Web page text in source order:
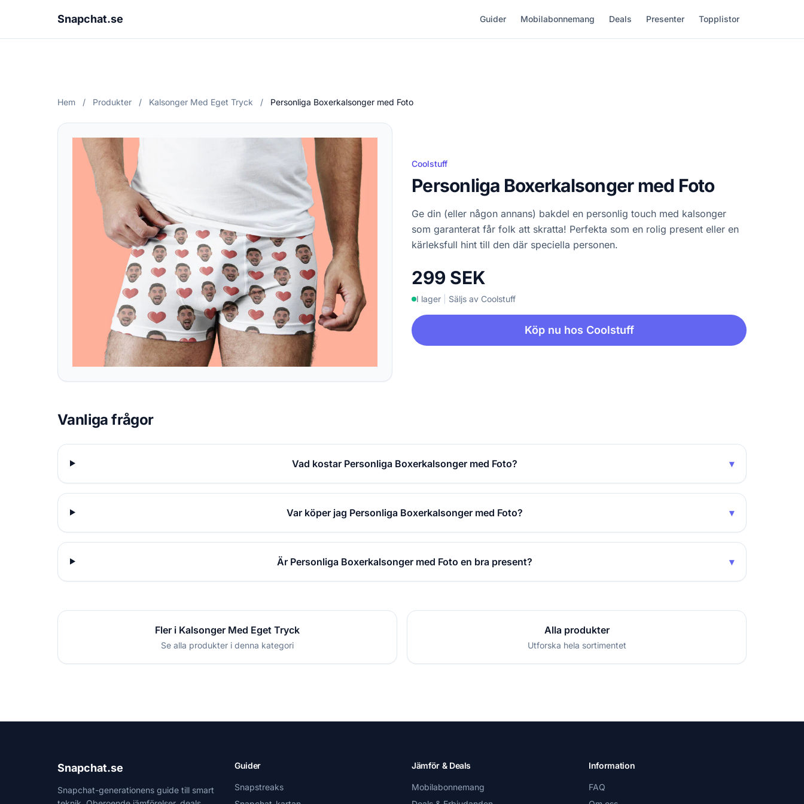
Snapchat.se Guider Mobilabonnemang Deals Presenter Topplistor
Hem / Produkter / Kalsonger Med Eget Tryck / Personliga Boxerkalsonger med Foto
Coolstuff
Personliga Boxerkalsonger med Foto
Ge din (eller någon annans) bakdel en personlig touch med kalsonger
som garanterat får folk att skratta! Perfekta som en rolig present eller en
kärleksfull hint till den där speciella personen.
299 SEK
I lager Säljs av Coolstuff
Köp nu hos Coolstuff
Vanliga frågor
Vad kostar Personliga Boxerkalsonger med Foto? ▾
Var köper jag Personliga Boxerkalsonger med Foto? ▾
Är Personliga Boxerkalsonger med Foto en bra present? ▾
Fler i Kalsonger Med Eget Tryck
Se alla produkter i denna kategori
Alla produkter
Utforska hela sortimentet
Snapchat.se
Snapchat-generationens guide till smart
Guider
Snapstreaks
Jämför & Deals
Mobilabonnemang
Information
FAQ